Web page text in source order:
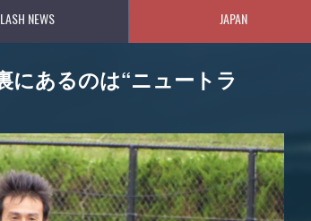
NEWS JAPAN
にあるのは“ニュートラ